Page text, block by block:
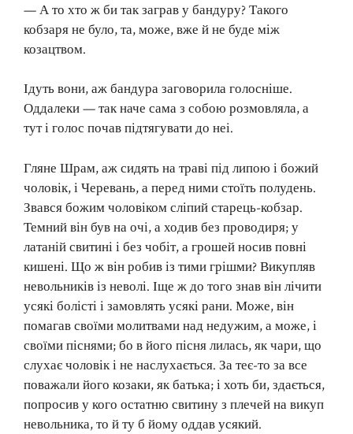
— А то хто ж би так заграв у бандуру? Такого
кобзаря не було, та, може, вже й не буде між
козацтвом.
Ідуть вони, аж бандура заговорила голосніше.
Оддалеки — так наче сама з собою розмовляла, а
тут і голос почав підтягувати до неі.
Гляне Шрам, аж сидять на траві під липою і божий
чоловік, і Черевань, а перед ними стоїть полудень.
Звався божим чоловіком сліпий старець-кобзар.
Темний він був на очі, а ходив без проводиря; у
латаній свитині і без чобіт, а грошей носив повні
кишені. Що ж він робив із тими грішми? Викупляв
невольників із неволі. Іще ж до того знав він лічити
усякі болісті і замовлять усякі рани. Може, він
помагав своїми молитвами над недужим, а може, і
своїми піснями; бо в його пісня лилась, як чари, що
слухає чоловік і не наслухається. За теє-то за все
поважали його козаки, як батька; і хоть би, здається,
попросив у кого остатню свитину з плечей на викуп
невольника, то й ту б йому оддав усякий.